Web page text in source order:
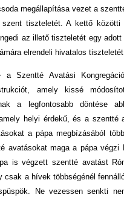
megállapítása vezet a
tiszteletét. A kettő közötti
az illető tiszteletét egy
elrendeli hivatalos
a Szentté Avatási
amely kissé
a legfontosabb döntése
helyi érdekű, és a szentté
a pápa megbízásából
avatásokat maga a pápa végzi
is végzett szentté avatást
a hívek többsé­génél
Ne vezessen senkti